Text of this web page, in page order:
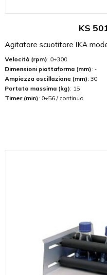
KS
Agitatore scuotitore IKA
Velocità (rpm): 0÷300
Dimensioni piattaforma (mm): -
Ampiezza oscillazione (mm): 30
Portata massima (kg): 15
Timer (min): 0÷56 / continuo